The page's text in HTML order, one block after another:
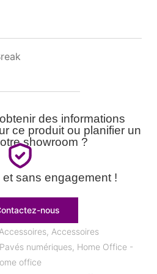
des informations
ce produit ou planifier un
showroom ?
sans engagement !
nous
Accessoires, Accessoires
numériques, Home Office -
office